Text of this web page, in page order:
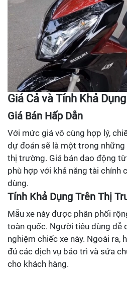
Giá Cả và Tính Khả Dụng
Giá Bán Hấp Dẫn
Với mức giá vô cùng hợp lý,
dự đoán sẽ là một trong
thị trường. Giá bán dao động
phù hợp với khả năng tài chính
dùng.
Tính Khả Dụng Trên Thị
Mẫu xe này được phân phối
toàn quốc. Người tiêu dùng dễ
nghiệm chiếc xe này. Ngoài ra,
đủ các dịch vụ bảo trì và sửa
cho khách hàng.